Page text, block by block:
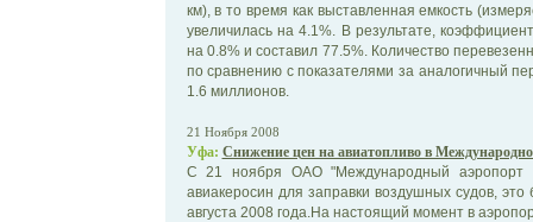
км), в то время как выставленная емкость
увеличилась на 4.1%. В результате,
на 0.8% и составил 77.5%. Количество
по сравнению с показателями за аналогичный
1.6 миллионов.
21 Ноября 2008
Уфа: Снижение цен на авиатопливо в
С 21 ноября ОАО "Международный
авиакеросин для заправки воздушных судов,
августа 2008 года.На настоящий момент в